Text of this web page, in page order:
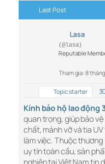
Last Post
Lasa
(@lasa)
Reputable
Tham gia: 8
Topic starter
Kính bảo hộ lao động
quan trọng, giúp bảo
chất, mảnh vỡ và tia
làm việc. Thuộc
uy tín toàn cầu, sản